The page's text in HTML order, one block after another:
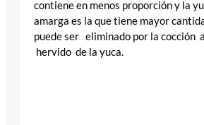
contiene en menos proporción y la
amarga es la que tiene mayor
puede ser eliminado por la cocción
hervido de la yuca.